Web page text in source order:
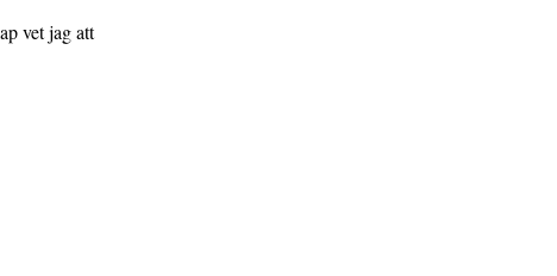
vet jag att